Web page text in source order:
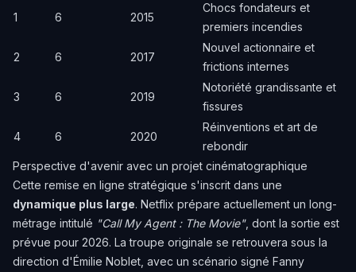
1 6 2015
Chocs fondateurs et
premiers incendies
2 6 2017
Nouvel actionnaire et
frictions internes
3 6 2019
Notoriété grandissante et
fissures
4 6 2020
Réinventions et art de
rebondir
Perspective d'avenir avec un projet cinématographique
Cette remise en ligne stratégique s'inscrit dans une
dynamique plus large. Netflix prépare actuellement un long-
métrage intitulé "Call My Agent : The Movie", dont la sortie est
prévue pour 2026. La troupe originale se retrouvera sous la
direction d'Émilie Noblet, avec un scénario signé Fanny